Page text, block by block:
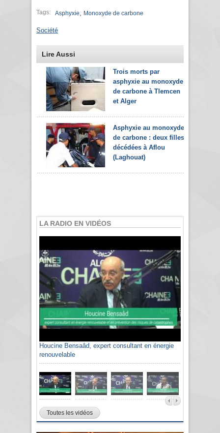
Tags: Asphyxie Monoxyde de carbone
Société
Lire Aussi
Trois morts par
asphyxie au monoxyde
de carbone à Tlemcen
et Alger
Asphyxie au monoxyde
de carbone : deux filles
décédées à Aflou
(Laghouat)
LA RADIO EN VIDÉOS
Houcine Bensaâd, expert consultant en énergie
renouvelable
Toutes les vidéos